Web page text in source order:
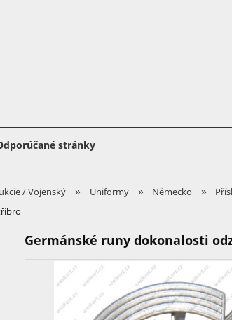
stránky
/ Vojenský » Uniformy » Německo »
Germánské runy dokonalosti